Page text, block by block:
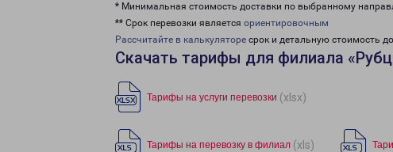
* Минимальная стоимость доставки по выбранному
** Срок перевозки является ориентировочным
Рассчитайте в калькуляторе срок и детальную стоимость
Скачать тарифы для филиала
Тарифы на услуги перевозки (xlsx)
Тарифы на перевозку в филиал (xls)